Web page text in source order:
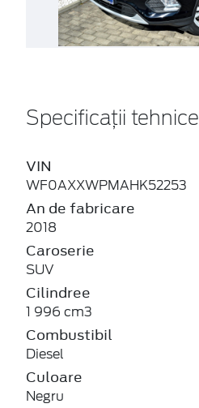
Specificații tehnice
VIN
WF0AXXWPMAHK52253
An de fabricare
2018
Caroserie
SUV
Cilindree
1 996 cm3
Combustibil
Diesel
Culoare
Negru